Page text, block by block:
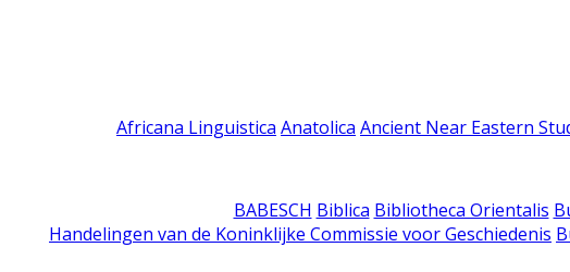
Africana Linguistica Anatolica Ancient Near Eastern
BABESCH Biblica Bibliotheca Orientalis
Handelingen van de Koninklijke Commissie voor Geschiedenis